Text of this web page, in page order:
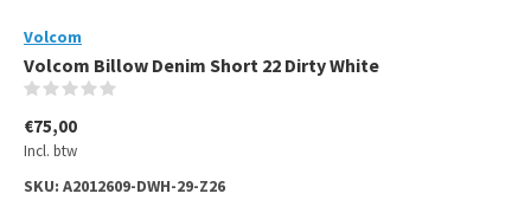
Volcom
Volcom Billow Denim Short 22 Dirty White
€75,00
Incl. btw
SKU: A2012609-DWH-29-Z26